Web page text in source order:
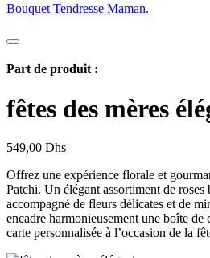
Bouquet Tendresse Maman.
Part de produit :
fêtes des mères
549,00 Dhs
Offrez une expérience florale et
Patchi. Un élégant assortiment de roses
accompagné de fleurs délicates et de
encadre harmonieusement une boîte
carte personnalisée à l’occasion de la